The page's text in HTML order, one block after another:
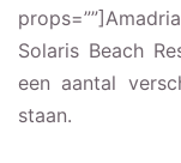
Solaris Beach
een aantal
staan.